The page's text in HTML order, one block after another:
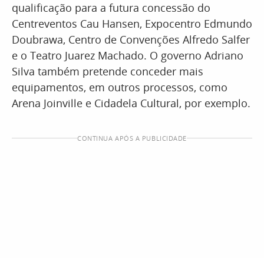
qualificação para a futura concessão do
Centreventos Cau Hansen, Expocentro Edmundo
Doubrawa, Centro de Convenções Alfredo Salfer
e o Teatro Juarez Machado. O governo Adriano
Silva também pretende conceder mais
equipamentos, em outros processos, como
Arena Joinville e Cidadela Cultural, por exemplo.
CONTINUA APÓS A PUBLICIDADE